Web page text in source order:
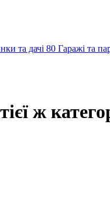
та дачі 80 Гаражі та
ж